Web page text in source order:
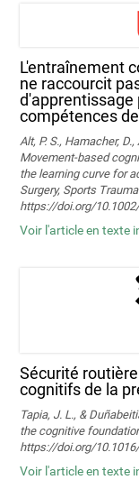
L'entraînement
ne raccourcit
d'apprentissage
compétences
Alt, P. S., Hamacher,
Movement‐based
the learning curve for
Surgery, Sports
https://doi.org/
Voir l'article en texte
Sécurité
cognitifs de la
Tapia, J. L., &
the cognitive
https://doi.org/
Voir l'article en texte